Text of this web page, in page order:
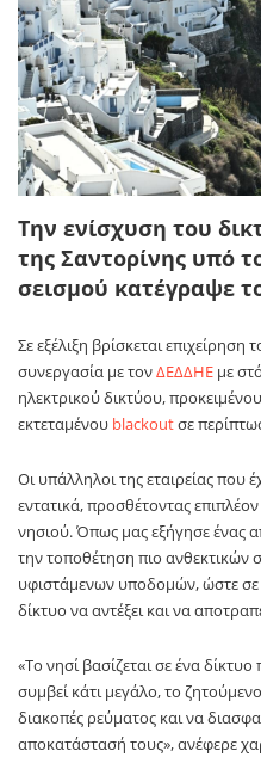
Την ενίσχυση του
της Σαντορίνης υπό
σεισμού κατέγραψε
Σε εξέλιξη βρίσκεται επιχείρηση
συνεργασία με τονΔΕΔΔΗΕ με
ηλεκτρικού δικτύου,
εκτεταμένου blackoutσε
Οι υπάλληλοι της εταιρείας που
εντατικά, προσθέτοντας
νησιού. Όπως μας εξήγησε ένας
την τοποθέτηση πιο ανθεκτικών
υφιστάμενων υποδομών, ώστε
δίκτυο να αντέξει και να
«Το νησί βασίζεται σε ένα
συμβεί κάτι μεγάλο, το
διακοπές ρεύματος και να
αποκατάστασή τους», ανέφερε